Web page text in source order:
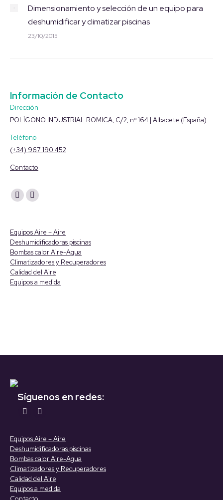
Dimensionamiento y selección de un equipo para
deshumidificar y climatizar piscinas
23/10/2015
Información de Contacto
Dirección
POLÍGONO INDUSTRIAL ROMICA, C/2, nº 164 | Albacete (España)
Teléfono
(+34) 967 190 452
Contacto
Encuéntranos en:
YouTube
in
new
window
Linkedin
in
new
window
Equipos Aire – Aire
Deshumidificadoras piscinas
Bombas calor Aire-Agua
Climatizadores y Recuperadores
Calidad del Aire
Equipos a medida
Síguenos en redes:
Encuéntranos en:
opens
in
new
window
opens
in
new
window
Equipos Aire – Aire
Deshumidificadoras piscinas
Bombas calor Aire-Agua
Climatizadores y Recuperadores
Calidad del Aire
Equipos a medida